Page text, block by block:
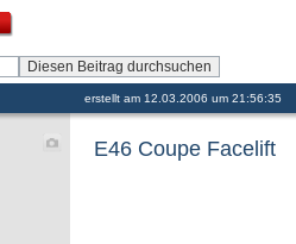
erstellt am 12.03.2006 um 21:56:35
E46 Coupe Facelift